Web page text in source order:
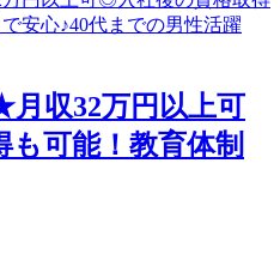
収32万円以上可
可能！教育体制